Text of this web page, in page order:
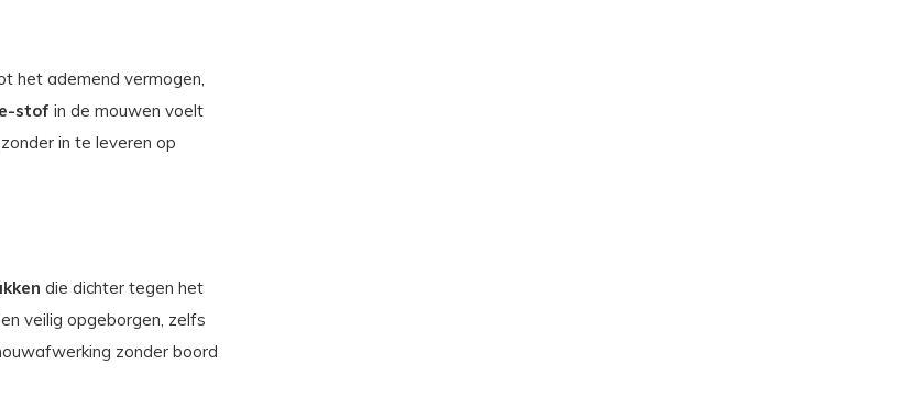
het ademend vermogen,
stof in de mouwen voelt
in te leveren op
die dichter tegen het
veilig opgeborgen, zelfs
zonder boord